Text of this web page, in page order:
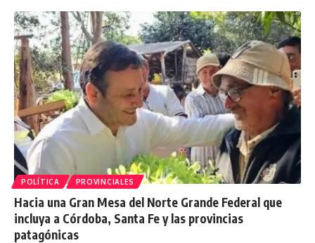
POLÍTICA PROVINCIALES
Hacia una Gran Mesa del Norte Grande Federal que
incluya a Córdoba, Santa Fe y las provincias
patagónicas